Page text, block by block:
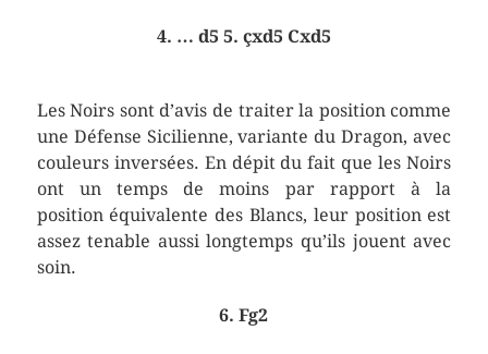
4. … d5 5. çxd5 Cxd5
Les Noirs sont d’avis de traiter la position comme
une Défense Sicilienne, variante du Dragon, avec
couleurs inversées. En dépit du fait que les Noirs
ont un temps de moins par rapport à la
position équivalente des Blancs, leur position est
assez tenable aussi longtemps qu’ils jouent avec
soin.
6. Fg2